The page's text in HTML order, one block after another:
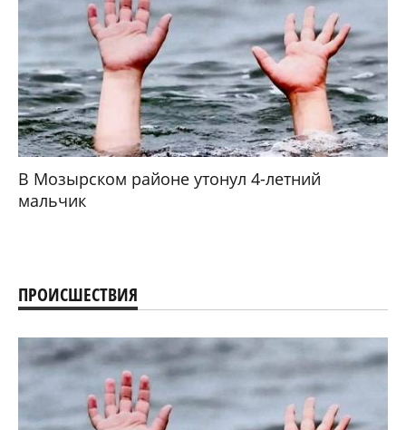
В Мозырском районе утонул 4-летний
мальчик
ПРОИСШЕСТВИЯ